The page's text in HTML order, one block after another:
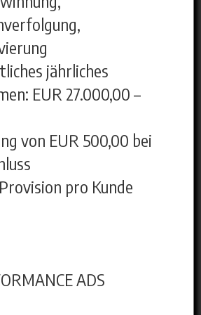
jährliches
EUR 27.000,00 –
von EUR 500,00 bei
pro Kunde
ADS